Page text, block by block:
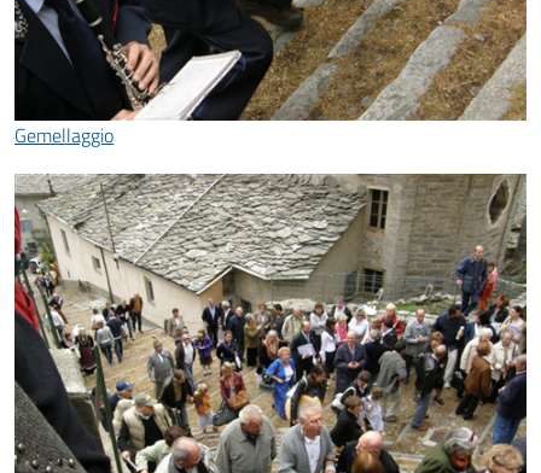
Gemellaggio